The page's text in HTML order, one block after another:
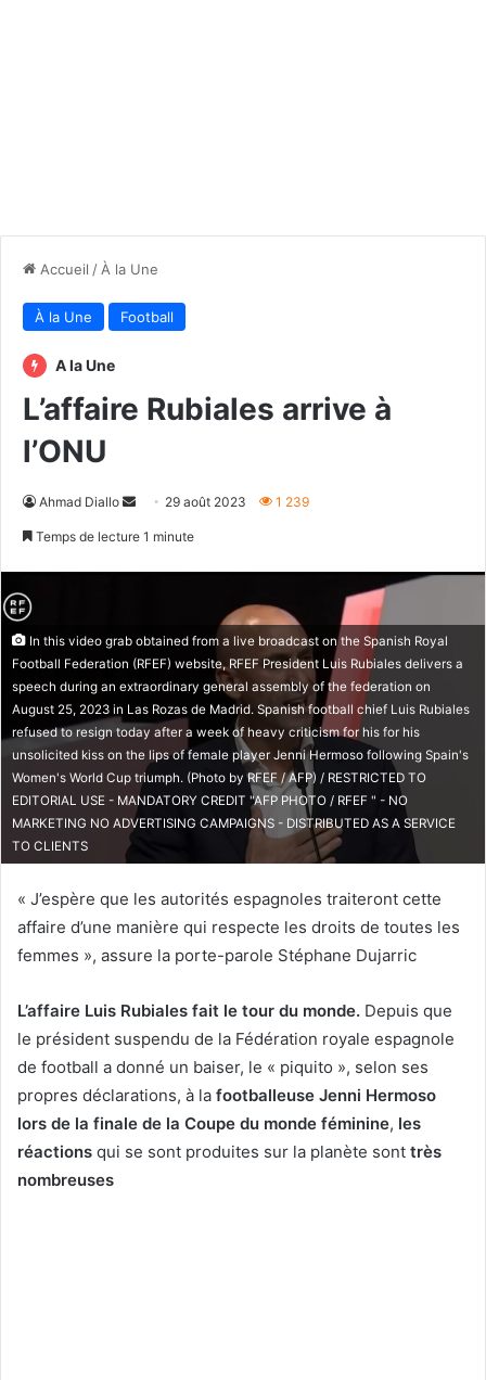
Accueil / À la Une
À la Une Football
A la Une
L’affaire Rubiales arrive à
l’ONU
Ahmad Diallo
Envoyer29 août 2023 1 239
Temps de lecture 1 minute
In this video grab obtained from a live broadcast on the Spanish Royal
Football Federation (RFEF) website, RFEF President Luis Rubiales delivers a
speech during an extraordinary general assembly of the federation on
August 25, 2023 in Las Rozas de Madrid. Spanish football chief Luis Rubiales
refused to resign today after a week of heavy criticism for his for his
unsolicited kiss on the lips of female player Jenni Hermoso following Spain's
Women's World Cup triumph. (Photo by RFEF / AFP) / RESTRICTED TO
EDITORIAL USE - MANDATORY CREDIT "AFP PHOTO / RFEF " - NO
MARKETING NO ADVERTISING CAMPAIGNS - DISTRIBUTED AS A SERVICE
TO CLIENTS
« J’espère que les autorités espagnoles traiteront cette
affaire d’une manière qui respecte les droits de toutes les
femmes », assure la porte-parole Stéphane Dujarric
L’affaire Luis Rubiales fait le tour du monde. Depuis que
le président suspendu de la Fédération royale espagnole
de football a donné un baiser, le « piquito », selon ses
propres déclarations, à la footballeuse Jenni Hermoso
lors de la finale de la Coupe du monde féminine, les
réactions qui se sont produites sur la planète sont très
nombreuses